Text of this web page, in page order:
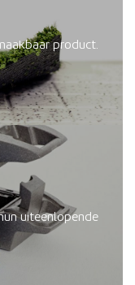
product.
uiteenlopende